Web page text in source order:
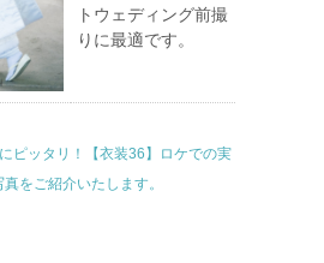
トウェディング前撮
りに最適です。
ピッタリ！【衣装36】ロケでの実
をご紹介いたします。